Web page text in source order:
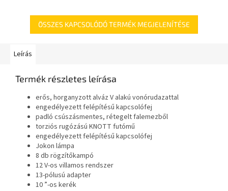
ÖSSZES KAPCSOLÓDÓ TERMÉK MEGJELENÍTÉSE
Leírás
Termék részletes leírása
erős, horganyzott alváz V alakú vonórudazattal
engedélyezett felépítésű kapcsolófej
padló csúszásmentes, rétegelt falemezből
torziós rugózású KNOTT futómű
engedélyezett felépítésű kapcsolófej
Jokon lámpa
8 db rögzítőkampó
12 V-os villamos rendszer
13-pólusú adapter
10 ”-os kerék